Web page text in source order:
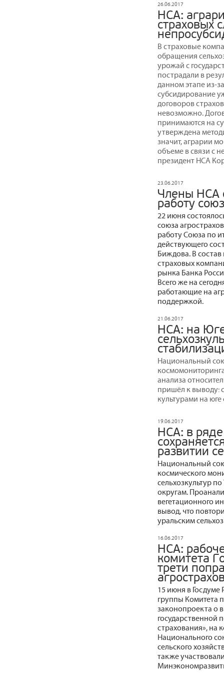
26.06.2017
НСА:
страховых
В страховые
обращения
урожай с
пострадали в
данном этапе из-
субсидирование
договоров
невозможно.
принимаются на
утверждена
значит, аграрии
объеме в связи с
президент НСА
23.06.2017
Члены НСА
работу
22 июня
союза
работу Союза по
действующего
Биждова. В
страховых
рынка Банка
Всего же на
работающие на
поддержкой.
21.06.2017
НСА: на
Национальный
анализа
пришёл к выводу:
культурами на
19.06.2017
НСА: в
развитии
Национальный
космического
сельхозкультур
округам.
вегетационного
вывод, что
уральским
16.06.2017
НСА:
комитета
трети
15 июня в Госдуме
группы Комитета
законопроекта о
государственной
страхования», на
Национального
сельского
также